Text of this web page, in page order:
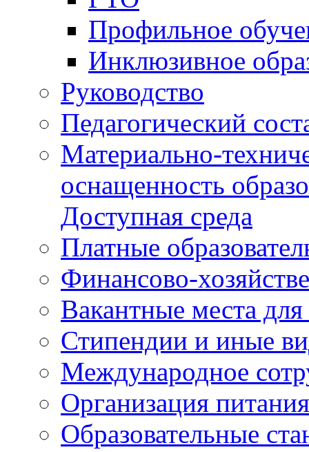
Профильное
Инклюзивное
Руководство
Педагогический
Материально-
оснащенность
Доступная среда
Платные
Финансово-
Вакантные места
Стипендии и иные
Международное
Организация
Образовательные